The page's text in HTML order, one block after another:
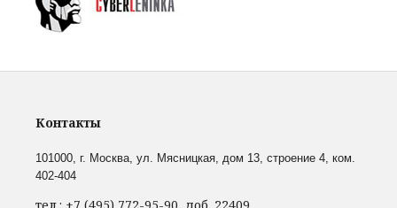
Контакты
101000, г. Москва, ул. Мясницкая, дом 13, строение 4, ком.
402-404